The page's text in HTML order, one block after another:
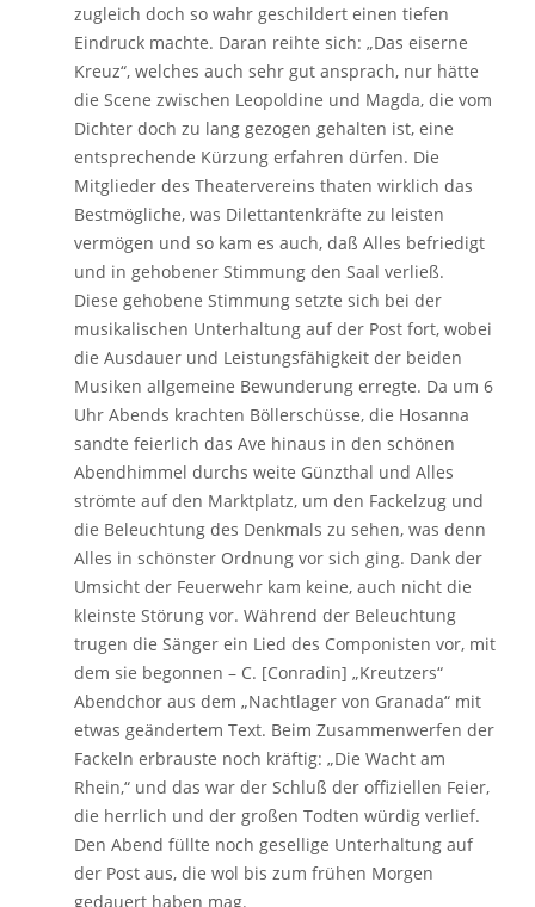
zugleich doch so wahr geschildert einen tiefen
Eindruck machte. Daran reihte sich: „Das eiserne
Kreuz“, welches auch sehr gut ansprach, nur hätte
die Scene zwischen Leopoldine und Magda, die vom
Dichter doch zu lang gezogen gehalten ist, eine
entsprechende Kürzung erfahren dürfen. Die
Mitglieder des Theatervereins thaten wirklich das
Bestmögliche, was Dilettantenkräfte zu leisten
vermögen und so kam es auch, daß Alles befriedigt
und in gehobener Stimmung den Saal verließ.
Diese gehobene Stimmung setzte sich bei der
musikalischen Unterhaltung auf der Post fort, wobei
die Ausdauer und Leistungsfähigkeit der beiden
Musiken allgemeine Bewunderung erregte. Da um 6
Uhr Abends krachten Böllerschüsse, die Hosanna
sandte feierlich das Ave hinaus in den schönen
Abendhimmel durchs weite Günzthal und Alles
strömte auf den Marktplatz, um den Fackelzug und
die Beleuchtung des Denkmals zu sehen, was denn
Alles in schönster Ordnung vor sich ging. Dank der
Umsicht der Feuerwehr kam keine, auch nicht die
kleinste Störung vor. Während der Beleuchtung
trugen die Sänger ein Lied des Componisten vor, mit
dem sie begonnen – C. [Conradin] „Kreutzers“
Abendchor aus dem „Nachtlager von Granada“ mit
etwas geändertem Text. Beim Zusammenwerfen der
Fackeln erbrauste noch kräftig: „Die Wacht am
Rhein,“ und das war der Schluß der offiziellen Feier,
die herrlich und der großen Todten würdig verlief.
Den Abend füllte noch gesellige Unterhaltung auf
der Post aus, die wol bis zum frühen Morgen
gedauert haben mag.